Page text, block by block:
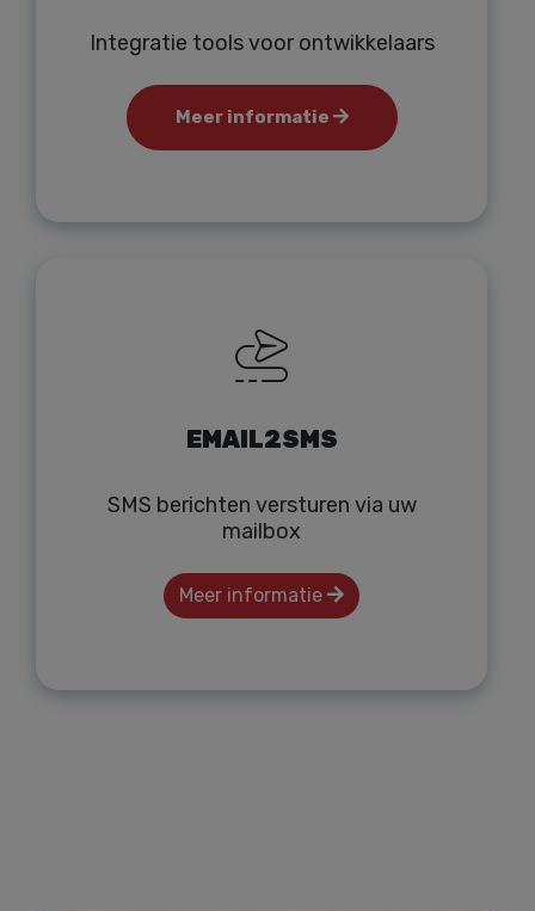
Integratie tools voor ontwikkelaars
Meer informatie
EMAIL2SMS
SMS berichten versturen via uw
mailbox
Meer informatie